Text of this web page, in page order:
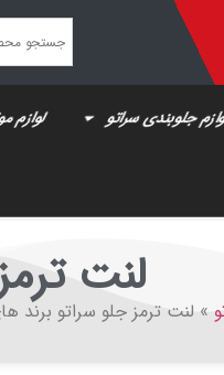
جلوبندی سراتو لوازم
لنت
» لنت ترمز جلو سراتو برند